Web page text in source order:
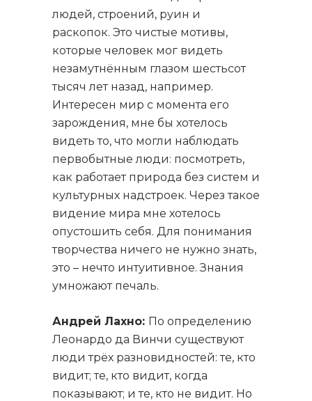
людей, строений, руин и
раскопок. Это чистые мотивы,
которые человек мог видеть
незамутнённым глазом шестьсот
тысяч лет назад, например.
Интересен мир с момента его
зарождения, мне бы хотелось
видеть то, что могли наблюдать
первобытные люди: посмотреть,
как работает природа без систем и
культурных надстроек. Через такое
видение мира мне хотелось
опустошить себя. Для понимания
творчества ничего не нужно знать,
это – нечто интуитивное. Знания
умножают печаль.
Андрей Лахно: По определению
Леонардо да Винчи существуют
люди трёх разновидностей: те, кто
видит; те, кто видит, когда
показывают; и те, кто не видит. Но